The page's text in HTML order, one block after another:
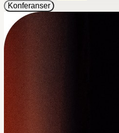
Konferanser